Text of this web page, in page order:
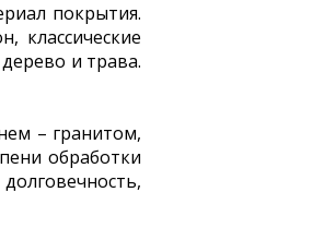
покрытия.
классические
и трава.
– гранитом,
обработки